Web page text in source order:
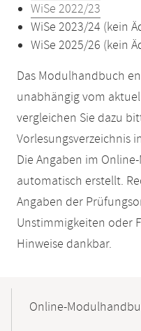
WiSe 2022/23
WiSe 2023/24 (kein
WiSe 2025/26 (kein
Das Modulhandbuch
unabhängig vom
vergleichen Sie dazu
Vorlesungsverzeichnis in
Die Angaben im
automatisch erstellt.
Angaben der
Unstimmigkeiten oder
Hinweise dankbar.
NavigationOnline-